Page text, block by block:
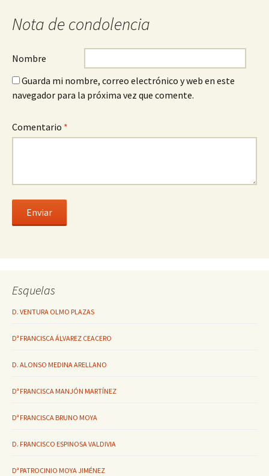
Nota de condolencia
Nombre
Guarda mi nombre, correo electrónico y web en este
navegador para la próxima vez que comente.
Comentario *
Esquelas
D. VENTURA OLMO PLAZAS
Dª FRANCISCA ÁLVAREZ CEACERO
D. ALONSO MEDINA ARELLANO
Dª FRANCISCA MANJÓN MARTÍNEZ
Dª FRANCISCA BRUNO MOYA
D. FRANCISCO ESPINOSA VALDIVIA
Dª PATROCINIO MOYA JIMÉNEZ